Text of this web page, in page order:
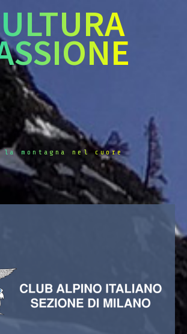
la montagna nel cuore